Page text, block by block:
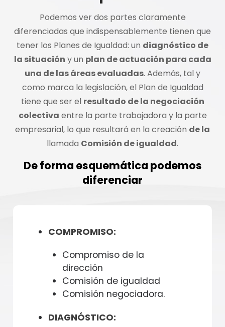
Podemos ver dos partes claramente
diferenciadas que indispensablemente tienen que
tener los Planes de Igualdad: un diagnóstico de
la situación y un plan de actuación para cada
una de las áreas evaluadas. Además, tal y
como marca la legislación, el Plan de Igualdad
tiene que ser el resultado de la negociación
colectiva entre la parte trabajadora y la parte
empresarial, lo que resultará en la creación de la
llamada Comisión de igualdad.
De forma esquemática podemos
diferenciar
COMPROMISO:
Compromiso de la
dirección
Comisión de igualdad
Comisión negociadora.
DIAGNÓSTICO: